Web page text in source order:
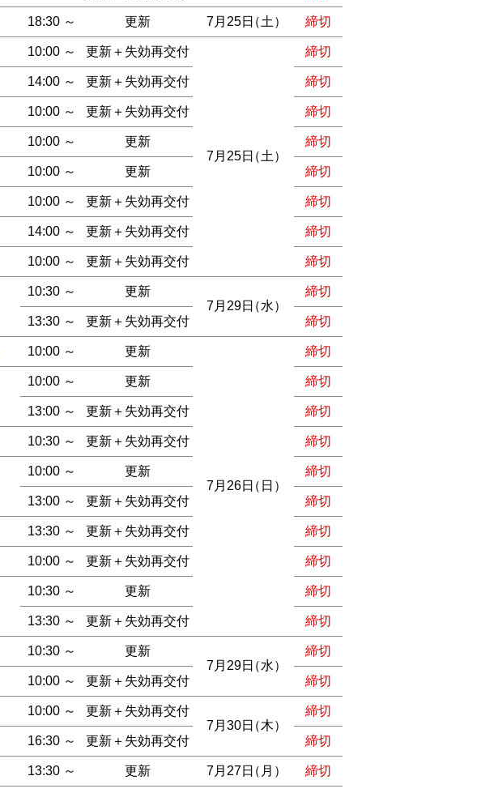
18:30 ～ 更新 7月25日（土） 締切
10:00 ～ 更新＋失効再交付
7月25日（土）
締切
14:00 ～ 更新＋失効再交付 締切
10:00 ～ 更新＋失効再交付 締切
10:00 ～ 更新 締切
10:00 ～ 更新 締切
10:00 ～ 更新＋失効再交付 締切
14:00 ～ 更新＋失効再交付 締切
10:00 ～ 更新＋失効再交付 締切
10:30 ～
更新
7月29日（水）
締切
13:30 ～ 更新＋失効再交付 締切
10:00 ～ 更新
7月26日（日）
締切
10:00 ～ 更新 締切
13:00 ～ 更新＋失効再交付 締切
10:30 ～ 更新＋失効再交付 締切
10:00 ～ 更新 締切
13:00 ～ 更新＋失効再交付 締切
13:30 ～ 更新＋失効再交付 締切
10:00 ～ 更新＋失効再交付 締切
10:30 ～ 更新 締切
13:30 ～ 更新＋失効再交付 締切
10:30 ～
更新
7月29日（水）
締切
10:00 ～ 更新＋失効再交付 締切
10:00 ～
更新＋失効再交付
7月30日（木）
締切
16:30 ～ 更新＋失効再交付 締切
13:30 ～ 更新 7月27日（月） 締切